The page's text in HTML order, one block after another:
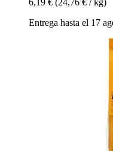
Entrega hasta el 17